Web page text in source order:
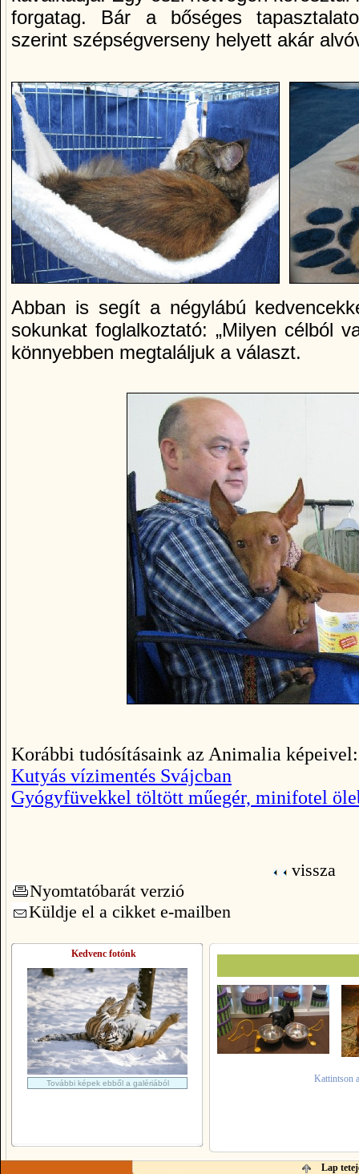
forgatag. Bár a bőséges
szerint szépségverseny helyett akár
Abban is segít a négylábú
sokunkat foglalkoztató: „Milyen célból
könnyebben megtaláljuk a választ.
Korábbi tudósításaink az Animalia képeivel:
Kutyás vízimentés Svájcban
Gyógyfüvekkel töltött műegér, minifotel
vissza
Nyomtatóbarát verzió
Küldje el a cikket e-mailben
Kedvenc fotónk
További képek ebből a galériából Kattintson
Lap